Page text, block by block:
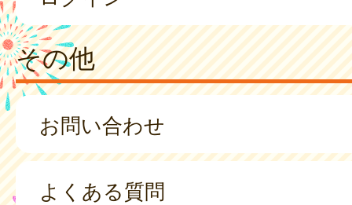
その他
お問い合わせ
よくある質問